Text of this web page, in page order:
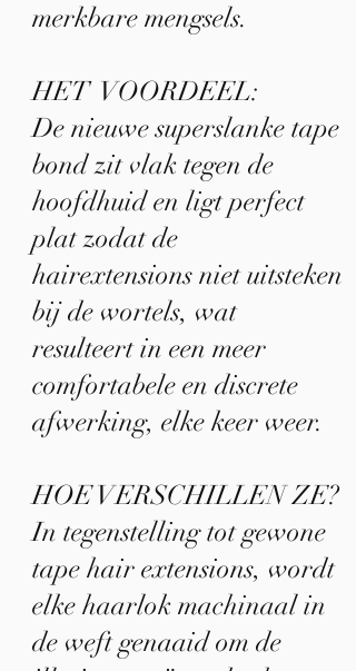
merkbare mengsels.
HET VOORDEEL:
De nieuwe superslanke tape
bond zit vlak tegen de
hoofdhuid en ligt perfect
plat zodat de
hairextensions niet uitsteken
bij de wortels, wat
resulteert in een meer
comfortabele en discrete
afwerking, elke keer weer.
HOE VERSCHILLEN ZE?
In tegenstelling tot gewone
tape hair extensions, wordt
elke haarlok machinaal in
de weft genaaid om de